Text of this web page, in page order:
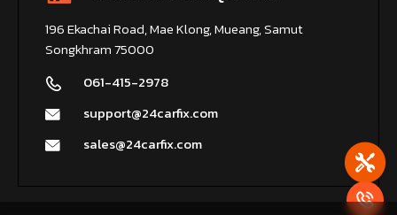
196 Ekachai Road, Mae Klong, Mueang, Samut
Songkhram 75000
061-415-2978
support@24carfix.com
sales@24carfix.com